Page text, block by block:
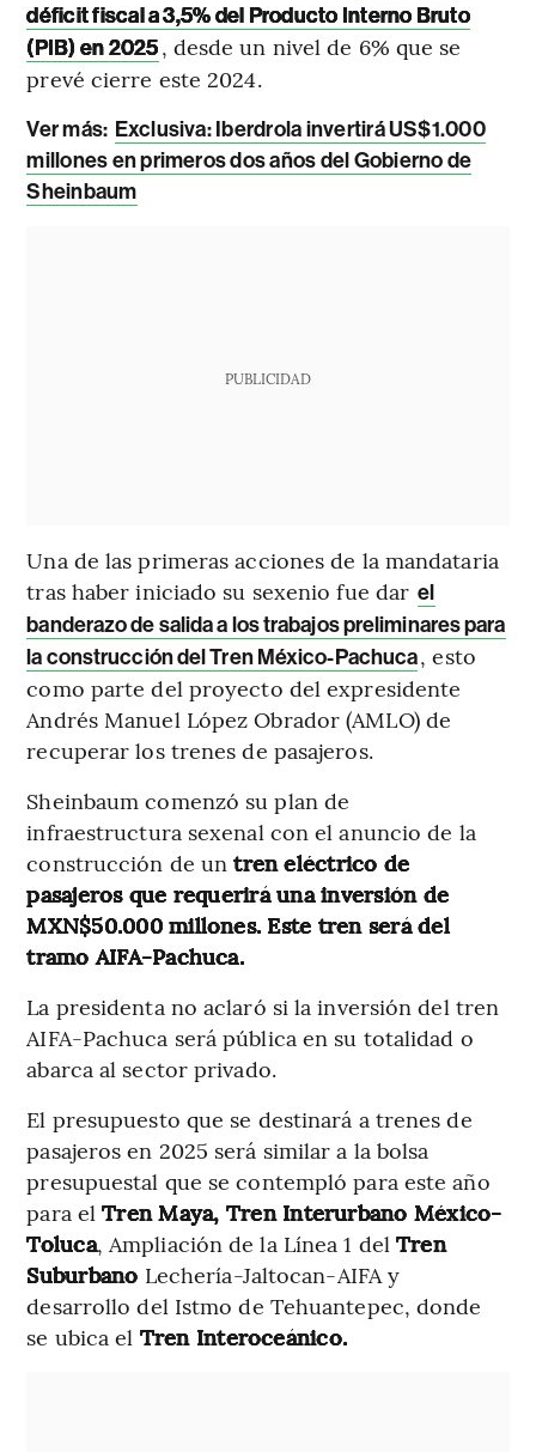
déficit fiscal a 3,5% del Producto Interno Bruto
(PIB) en 2025, desde un nivel de 6% que se
prevé cierre este 2024.
Ver más: Exclusiva: Iberdrola invertirá US$1.000
millones en primeros dos años del Gobierno de
Sheinbaum
PUBLICIDAD
Una de las primeras acciones de la mandataria
tras haber iniciado su sexenio fue dar el
banderazo de salida a los trabajos preliminares para
la construcción del Tren México-Pachuca, esto
como parte del proyecto del expresidente
Andrés Manuel López Obrador (AMLO) de
recuperar los trenes de pasajeros.
Sheinbaum comenzó su plan de
infraestructura sexenal con el anuncio de la
construcción de untren eléctrico de
pasajeros que requerirá una inversión de
MXN$50.000 millones. Este tren será del
tramo AIFA-Pachuca.
La presidenta no aclaró si la inversión del tren
AIFA-Pachuca será pública en su totalidad o
abarca al sector privado.
El presupuesto que se destinará a trenes de
pasajeros en 2025 será similar a la bolsa
presupuestal que se contempló para este año
para elTren Maya, Tren Interurbano México-
Toluca, Ampliación de la Línea 1 del Tren
Suburbano Lechería-Jaltocan-AIFA y
desarrollo del Istmo de Tehuantepec, donde
se ubica el Tren Interoceánico.